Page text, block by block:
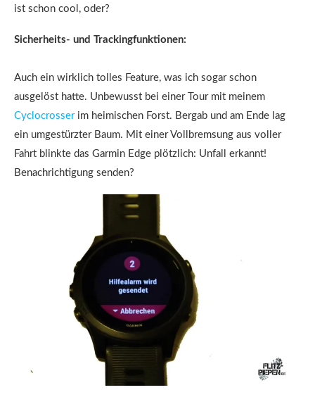
ist schon cool, oder?
Sicherheits- und Trackingfunktionen:
Auch ein wirklich tolles Feature, was ich sogar schon
ausgelöst hatte. Unbewusst bei einer Tour mit meinem
Cyclocrosserim heimischen Forst. Bergab und am Ende lag
ein umgestürzter Baum. Mit einer Vollbremsung aus voller
Fahrt blinkte das Garmin Edge plötzlich: Unfall erkannt!
Benachrichtigung senden?